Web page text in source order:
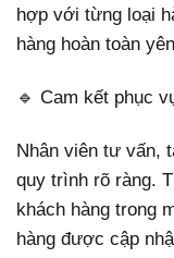
hợp với từng loại
hàng hoàn toàn
🔹 Cam kết phục
Nhân viên tư vấn,
quy trình rõ ràng.
khách hàng trong
hàng được cập